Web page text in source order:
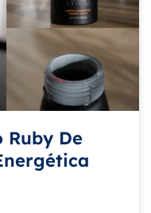
Ruby De